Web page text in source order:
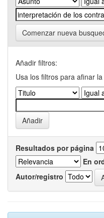
Comenzar nueva
Añadir filtros:
Usa los filtros para afinar
Resultados por página
En
Autor/registro